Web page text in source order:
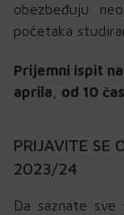
obezbeđuju
početaka
Prijemni ispit
aprila, od 10
PRIJAVITE SE
2023/24
Da saznate